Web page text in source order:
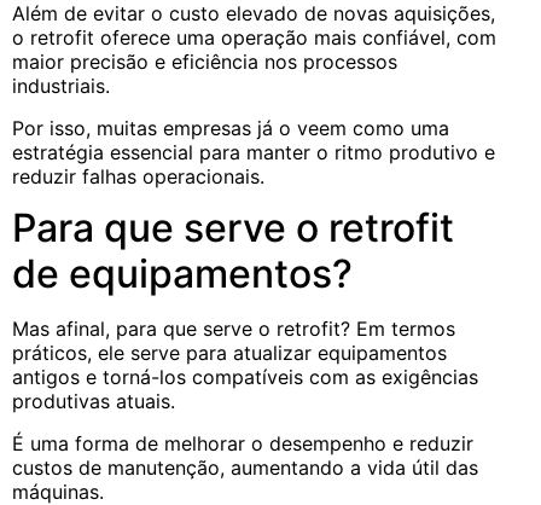
Além de evitar o custo elevado de novas aquisições,
o retrofit oferece uma operação mais confiável, com
maior precisão e eficiência nos processos
industriais.
Por isso, muitas empresas já o veem como uma
estratégia essencial para manter o ritmo produtivo e
reduzir falhas operacionais.
Para que serve o retrofit
de equipamentos?
Mas afinal, para que serve o retrofit? Em termos
práticos, ele serve para atualizar equipamentos
antigos e torná-los compatíveis com as exigências
produtivas atuais.
É uma forma de melhorar o desempenho e reduzir
custos de manutenção, aumentando a vida útil das
máquinas.